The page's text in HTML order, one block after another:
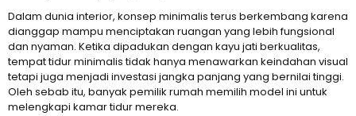
Dalam dunia interior, konsep minimalis terus berkembang karena
dianggap mampu menciptakan ruangan yang lebih fungsional
dan nyaman. Ketika dipadukan dengan kayu jati berkualitas,
tempat tidur minimalis tidak hanya menawarkan keindahan visual
tetapi juga menjadi investasi jangka panjang yang bernilai tinggi.
Oleh sebab itu, banyak pemilik rumah memilih model ini untuk
melengkapi kamar tidur mereka.